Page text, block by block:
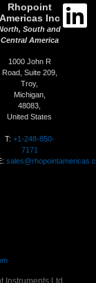
Rhopoint
Americas Inc
South and
Central America
1000 John R
Road, Suite 209,
Troy,
Michigan,
48083,
United States
T: +1-248-850-
7171
Ltd.